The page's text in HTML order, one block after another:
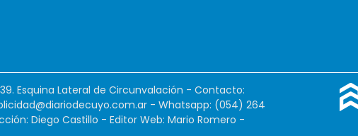
Esquina Lateral de Circunvalación - Contacto:
- Whatsapp: (054) 264
Diego Castillo - Editor Web: Mario Romero -